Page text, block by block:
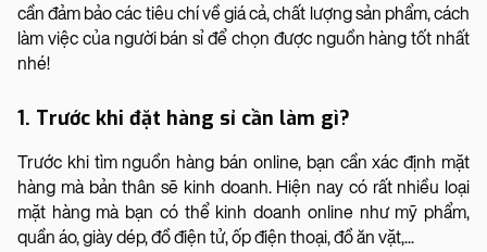
cần đảm bảo các tiêu chí về giá cả, chất lượng sản phẩm, cách
làm việc của người bán sỉ để chọn được nguồn hàng tốt nhất
nhé!
1. Trước khi đặt hàng sỉ cần làm gì?
Trước khi tìm nguồn hàng bán online, bạn cần xác định mặt
hàng mà bản thân sẽ kinh doanh. Hiện nay có rất nhiều loại
mặt hàng mà bạn có thể kinh doanh online như mỹ phẩm,
quần áo, giày dép, đồ điện tử, ốp điện thoại, đồ ăn vặt,...